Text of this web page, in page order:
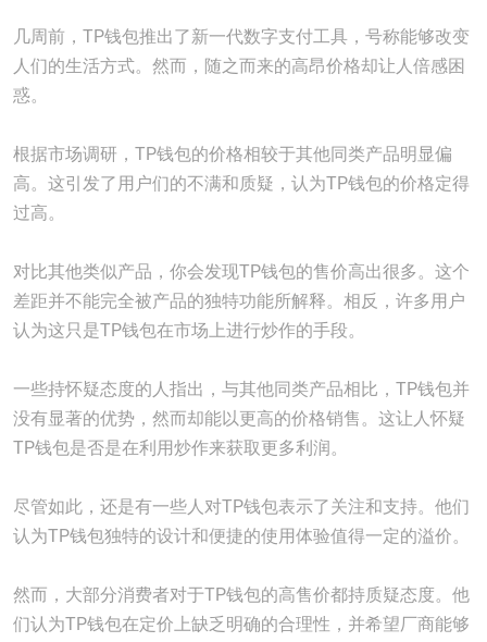
几周前，TP钱包推出了新一代数字支付工具，号称能够改变
人们的生活方式。然而，随之而来的高昂价格却让人倍感困
惑。
根据市场调研，TP钱包的价格相较于其他同类产品明显偏
高。这引发了用户们的不满和质疑，认为TP钱包的价格定得
过高。
对比其他类似产品，你会发现TP钱包的售价高出很多。这个
差距并不能完全被产品的独特功能所解释。相反，许多用户
认为这只是TP钱包在市场上进行炒作的手段。
一些持怀疑态度的人指出，与其他同类产品相比，TP钱包并
没有显著的优势，然而却能以更高的价格销售。这让人怀疑
TP钱包是否是在利用炒作来获取更多利润。
尽管如此，还是有一些人对TP钱包表示了关注和支持。他们
认为TP钱包独特的设计和便捷的使用体验值得一定的溢价。
然而，大部分消费者对于TP钱包的高售价都持质疑态度。他
们认为TP钱包在定价上缺乏明确的合理性，并希望厂商能够